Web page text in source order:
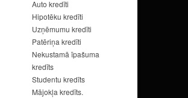
Auto kredīti
Hipotēku kredīti
Uzņēmumu kredīti
Patēriņa kredīti
Nekustamā īpašuma
kredīts
Studentu kredīts
Mājokļa kredīts.